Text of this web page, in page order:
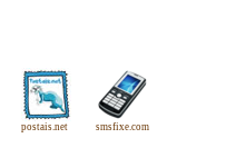
postais.net smsfixe.com